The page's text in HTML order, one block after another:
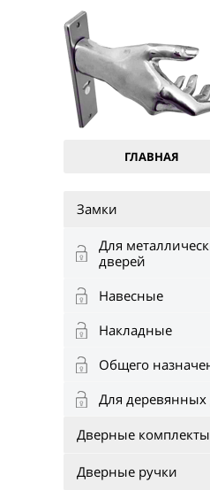
ГЛАВНАЯ
Замки
Для
дверей
Навесные
Накладные
Общего
Для деревянных
Дверные комплекты
Дверные ручки